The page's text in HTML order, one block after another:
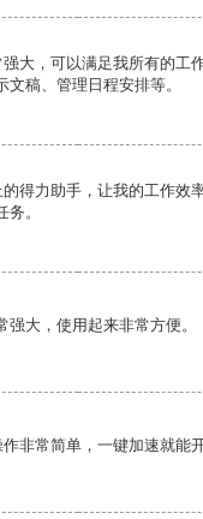
大，可以满足我所有的工
稿、管理日程安排等。
得力助手，让我的工作效
。
大，使用起来非常方便。
非常简单，一键加速就能